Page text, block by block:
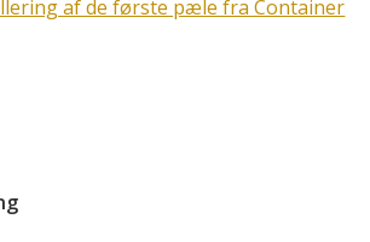
af de første pæle fra Container